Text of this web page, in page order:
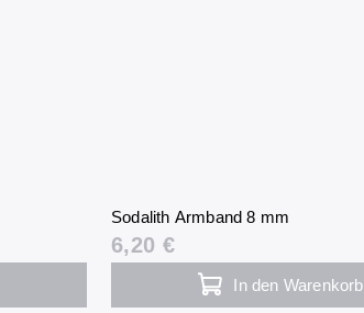
Sodalith Armband 8 mm
6,20 €
In den Warenkorb